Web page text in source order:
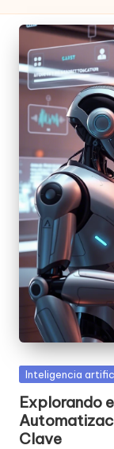
Posted
Inteligencia
Explorando
Clave